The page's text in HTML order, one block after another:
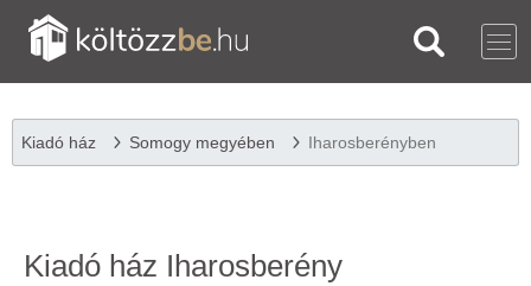
Kiadó ház Somogy megyében Iharosberényben
Kiadó ház Iharosberény